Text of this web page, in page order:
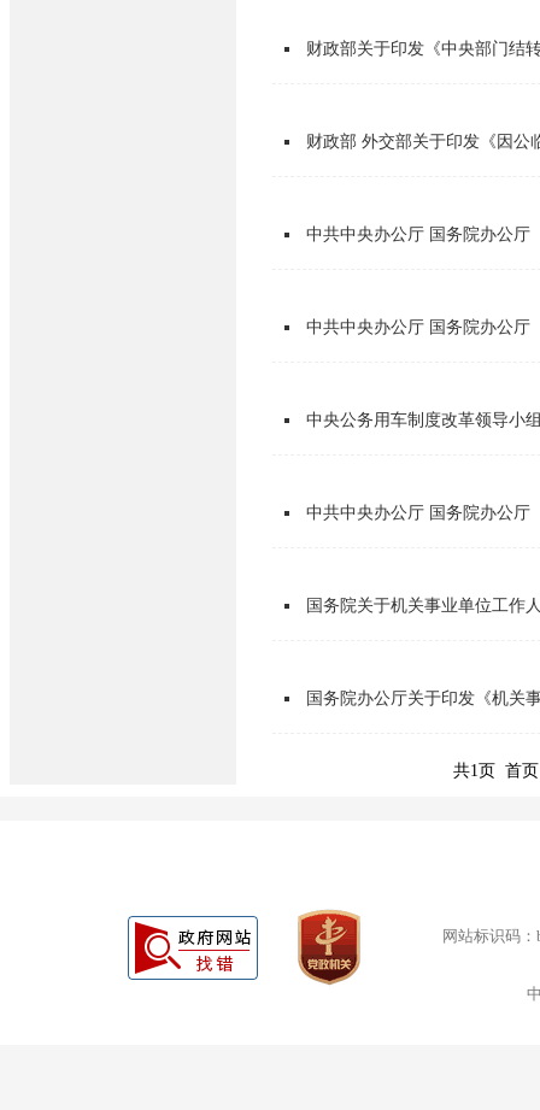
财政部关于印发《中央部门结
财政部 外交部关于印发《因公
中共中央办公厅 国务院办公厅
中共中央办公厅 国务院办公厅
中央公务用车制度改革领导小
中共中央办公厅 国务院办公厅
国务院关于机关事业单位工作
国务院办公厅关于印发《机关
共1页 首
网站标识码